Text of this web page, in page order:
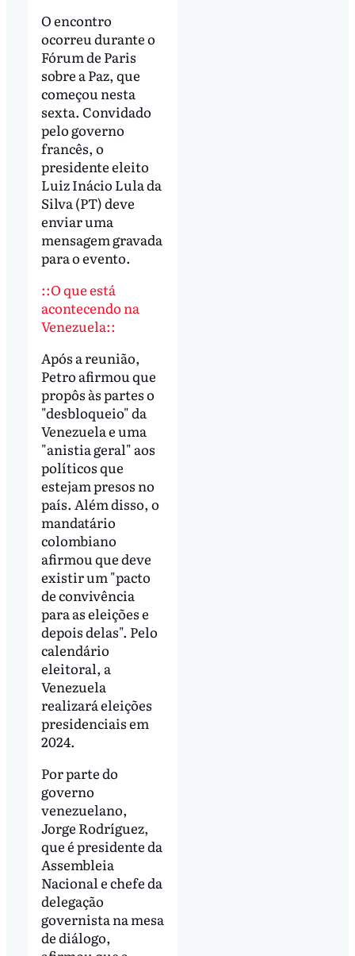
O encontro
ocorreu durante o
Fórum de Paris
sobre a Paz, que
começou nesta
sexta. Convidado
pelo governo
francês, o
presidente eleito
Luiz Inácio Lula da
Silva (PT) deve
enviar uma
mensagem gravada
para o evento.
::O que está
acontecendo na
Venezuela::
Após a reunião,
Petro afirmou que
propôs às partes o
"desbloqueio" da
Venezuela e uma
"anistia geral" aos
políticos que
estejam presos no
país. Além disso, o
mandatário
colombiano
afirmou que deve
existir um "pacto
de convivência
para as eleições e
depois delas". Pelo
calendário
eleitoral, a
Venezuela
realizará eleições
presidenciais em
2024.
Por parte do
governo
venezuelano,
Jorge Rodríguez,
que é presidente da
Assembleia
Nacional e chefe da
delegação
governista na mesa
de diálogo,